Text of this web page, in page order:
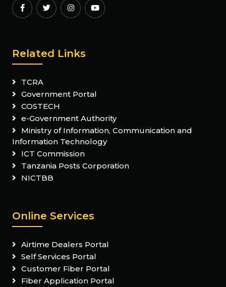
Related Links
TCRA
Government Portal
COSTECH
e-Government Authority
Ministry of Information, Communication and
Information Technology
ICT Commission
Tanzania Posts Corporation
NICTBB
Online Services
Airtime Dealers Portal
Self Services Portal
Customer Fiber Portal
Fiber Application Portal